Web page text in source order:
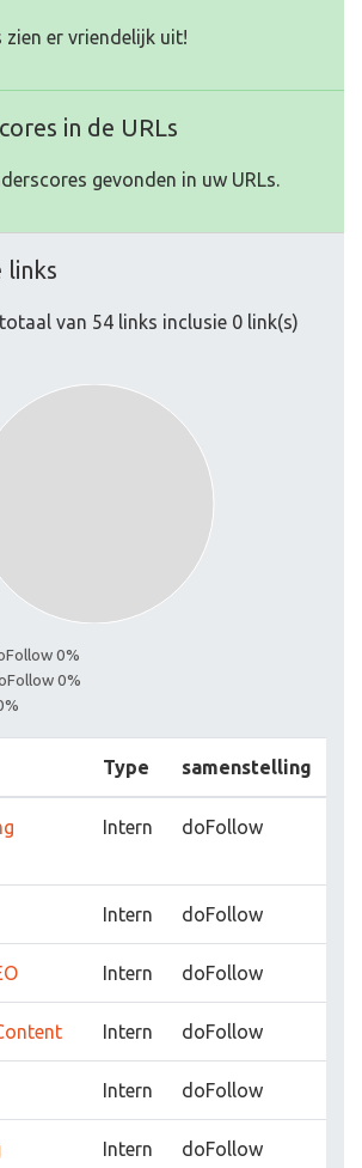
zien er vriendelijk uit!
in de URLs
gevonden in uw URLs.
links
van 54 links inclusie 0 link(s)
0%
0%
Type samenstelling
Intern doFollow
Intern doFollow
Intern doFollow
Intern doFollow
Intern doFollow
Intern doFollow